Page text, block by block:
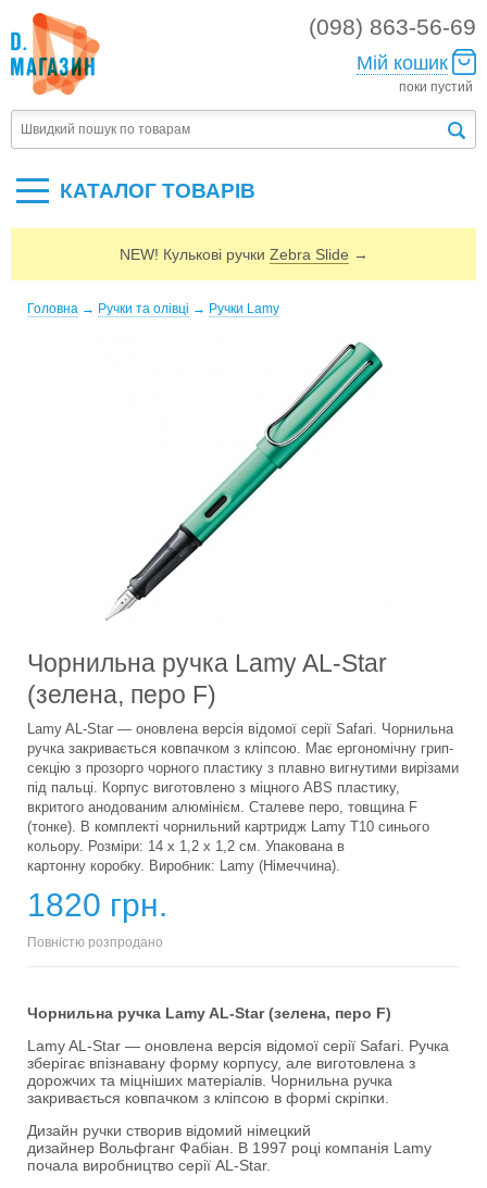
(098) 863-56-69
Мій кошик
поки пустий
КАТАЛОГ ТОВАРIВ
NEW! Кулькові ручки Zebra Slide →
Головна → Ручки та олівці → Ручки Lamy
Чорнильна ручка Lamy AL-Star
(зелена, перо F)
Lamy AL-Star — оновлена версія відомої серії Safari. Чорнильна
ручка закривається ковпачком з кліпсою. Має ергономічну грип-
секцію з прозорго чорного пластику з плавно вигнутими вирізами
під пальці. Корпус виготовлено з міцного ABS пластику,
вкритого анодованим алюмінієм. Сталеве перо, товщина F
(тонке). В комплекті чорнильний картридж Lamy T10 синього
кольору. Розміри: 14 х 1,2 х 1,2 см. Упакована в
картонну коробку. Виробник: Lamy (Німеччина).
1820 грн.
Повністю розпродано
Чорнильна ручка Lamy AL-Star (зелена, перо F)
Lamy AL-Star — оновлена версія відомої серії Safari. Ручка
зберігає впізнавану форму корпусу, але виготовлена з
дорожчих та міцніших матеріалів. Чорнильна ручка
закривається ковпачком з кліпсою в формі скріпки.
Дизайн ручки створив відомий німецкий
дизайнер Вольфганг Фабіан. В 1997 році компанія Lamy
почала виробництво серії AL-Star.